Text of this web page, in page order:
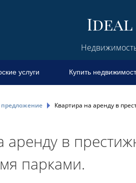
услуги Купить
Квартира на аренду в
аренду в
парками.